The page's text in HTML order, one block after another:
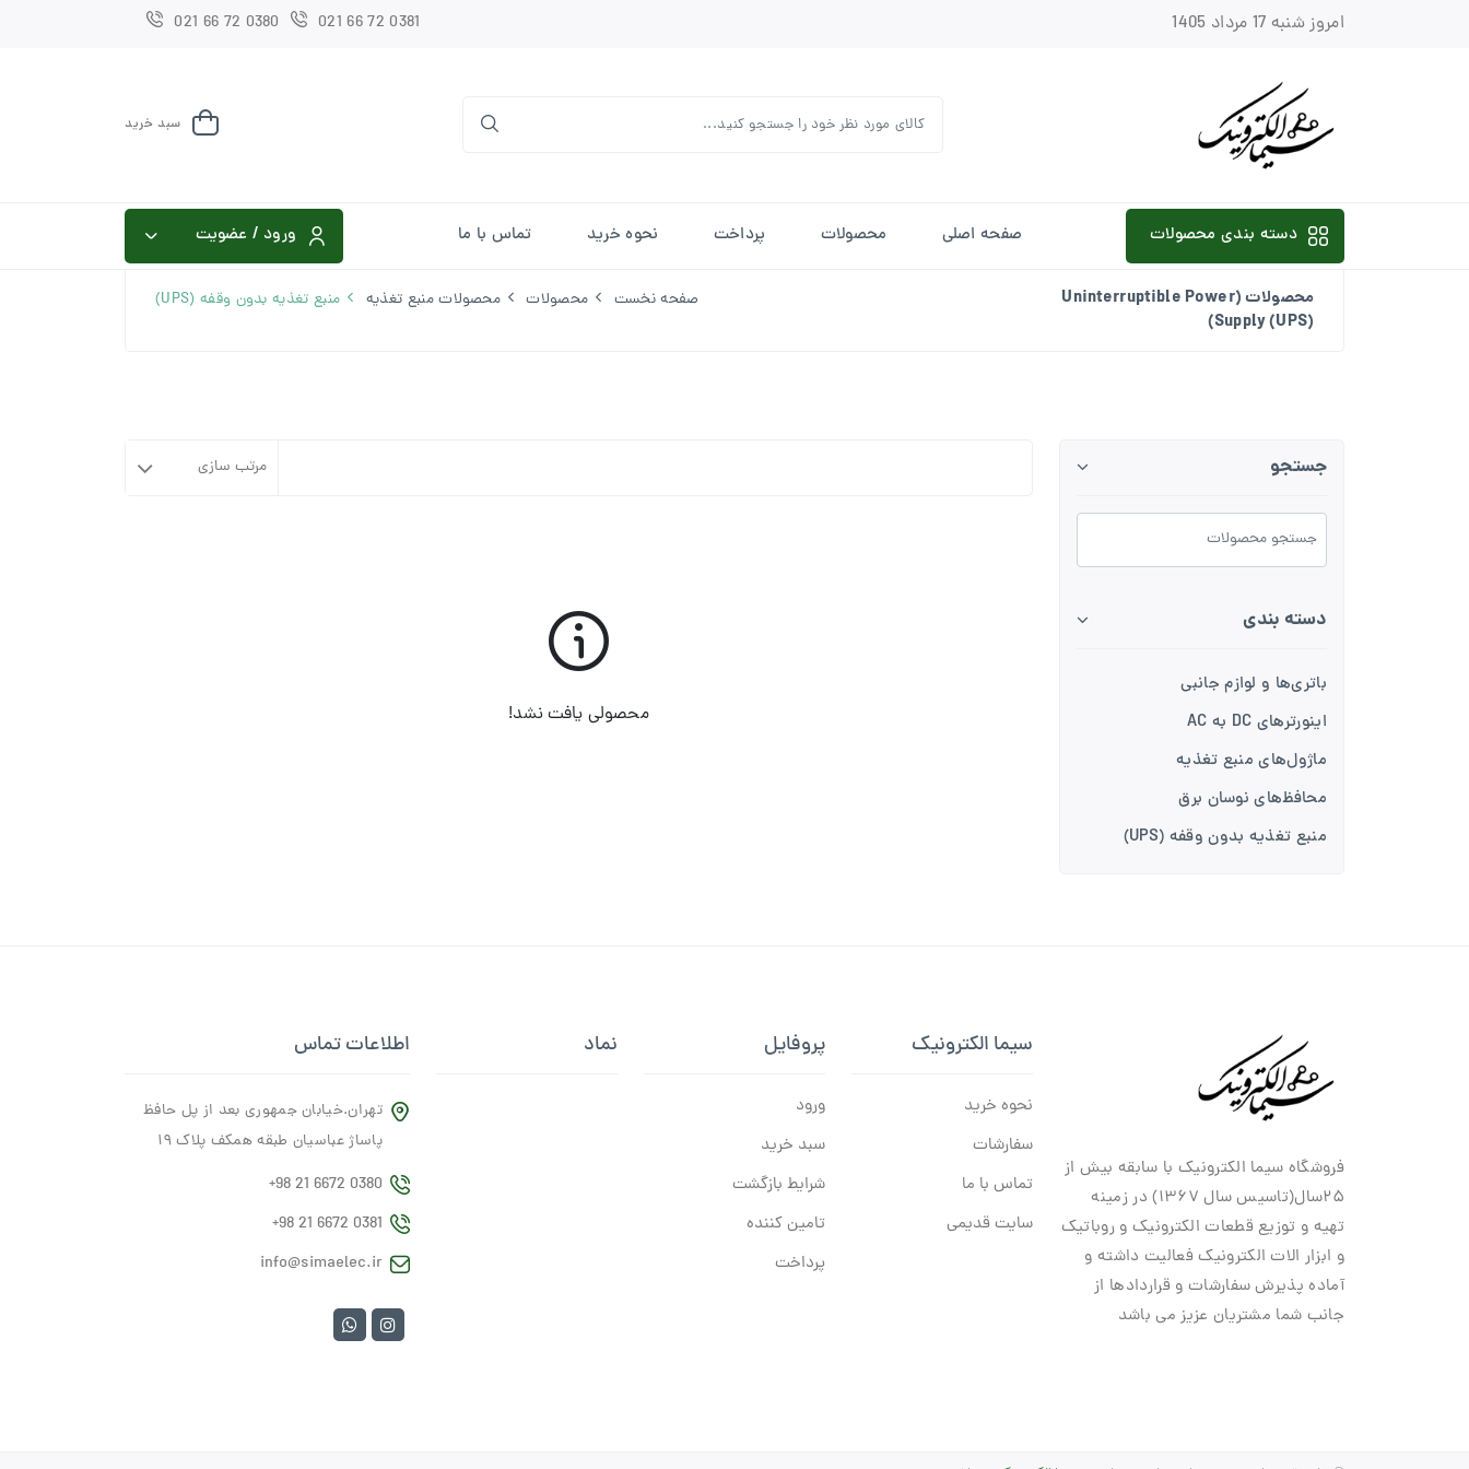
امروز شنبه 17 مرداد 1405 021 66 72 0380 021 66 72 0381
سبد خرید
دسته بندی محصولات صفحه اصلی محصولات پرداخت نحوه خرید تماس با ما ورود / عضویت
محصولات (Uninterruptible Power
Supply (UPS))
صفحه نخست محصولات محصولات منبع تغذیه منبع تغذیه بدون وقفه (UPS)
محصولی یافت نشد!
جستجو
دسته بندی
باتری‌ها و لوازم جانبی
اینورترهای DC به AC
ماژول‌های منبع تغذیه
محافظ‌های نوسان برق
منبع تغذیه بدون وقفه (UPS)
فروشگاه سیما الکترونیک با سابقه بیش از
۲۵سال(تاسیس سال ۱۳۶۷) در زمینه
تهیه و توزیع قطعات الکترونیک و روباتیک
و ابزار الات الکترونیک فعالیت داشته و
آماده پذیرش سفارشات و قراردادها از
جانب شما مشتریان عزیز می باشد
سیما الکترونیک
نحوه خرید
سفارشات
تماس با ما
سایت قدیمی
پروفایل
ورود
سبد خرید
شرایط بازگشت
تامین کننده
پرداخت
نماد اطلاعات تماس
تهران.خیابان جمهوری بعد از پل حافظ
پاساژ عباسیان طبقه همکف پلاک ۱۹
+98 21 6672 0380
+98 21 6672 0381
info@simaelec.ir